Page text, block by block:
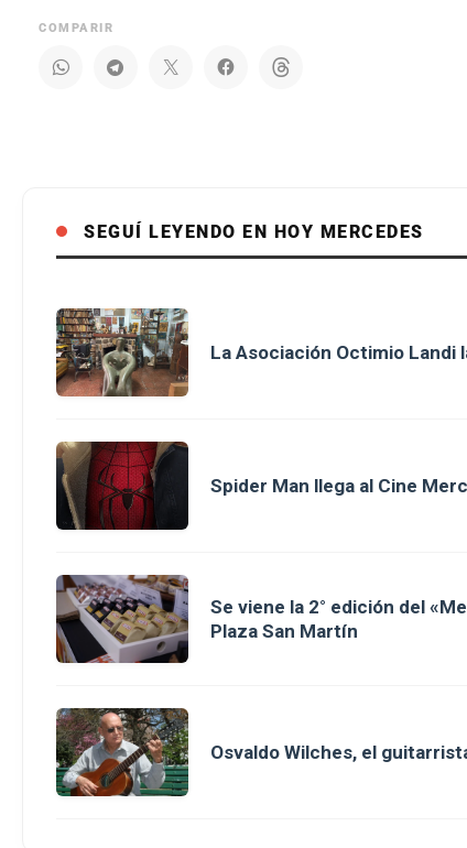
COMPARIR
SEGUÍ LEYENDO EN HOY MERCEDES
La Asociación Octimio Landi
Spider Man llega al Cine
Se viene la 2° edición del
Plaza San Martín
Osvaldo Wilches, el